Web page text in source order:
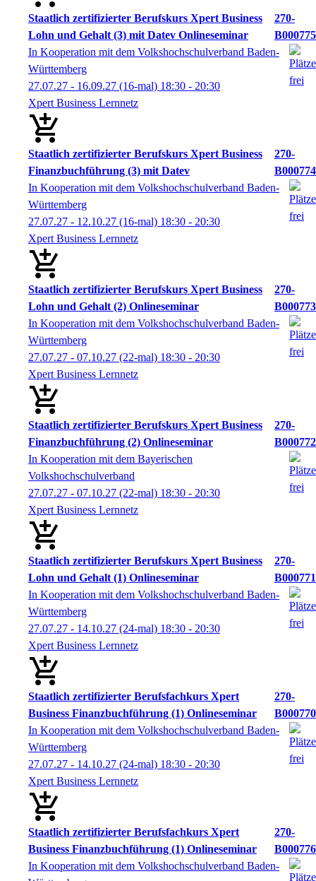
Staatlich zertifizierter Berufskurs Xpert Business
Lohn und Gehalt (3) mit Datev Onlineseminar
270-
B000775
In Kooperation mit dem Volkshochschulverband Baden-
Württemberg
27.07.27 - 16.09.27 (16-mal) 18:30 - 20:30
Xpert Business Lernnetz
Staatlich zertifizierter Berufskurs Xpert Business
Finanzbuchführung (3) mit Datev
270-
B000774
In Kooperation mit dem Volkshochschulverband Baden-
Württemberg
27.07.27 - 12.10.27 (16-mal) 18:30 - 20:30
Xpert Business Lernnetz
Staatlich zertifizierter Berufskurs Xpert Business
Lohn und Gehalt (2) Onlineseminar
270-
B000773
In Kooperation mit dem Volkshochschulverband Baden-
Württemberg
27.07.27 - 07.10.27 (22-mal) 18:30 - 20:30
Xpert Business Lernnetz
Staatlich zertifizierter Berufskurs Xpert Business
Finanzbuchführung (2) Onlineseminar
270-
B000772
In Kooperation mit dem Bayerischen
Volkshochschulverband
27.07.27 - 07.10.27 (22-mal) 18:30 - 20:30
Xpert Business Lernnetz
Staatlich zertifizierter Berufskurs Xpert Business
Lohn und Gehalt (1) Onlineseminar
270-
B000771
In Kooperation mit dem Volkshochschulverband Baden-
Württemberg
27.07.27 - 14.10.27 (24-mal) 18:30 - 20:30
Xpert Business Lernnetz
Staatlich zertifizierter Berufsfachkurs Xpert
Business Finanzbuchführung (1) Onlineseminar
270-
B000770
In Kooperation mit dem Volkshochschulverband Baden-
Württemberg
27.07.27 - 14.10.27 (24-mal) 18:30 - 20:30
Xpert Business Lernnetz
Staatlich zertifizierter Berufsfachkurs Xpert
Business Finanzbuchführung (1) Onlineseminar
270-
B000776
In Kooperation mit dem Volkshochschulverband Baden-